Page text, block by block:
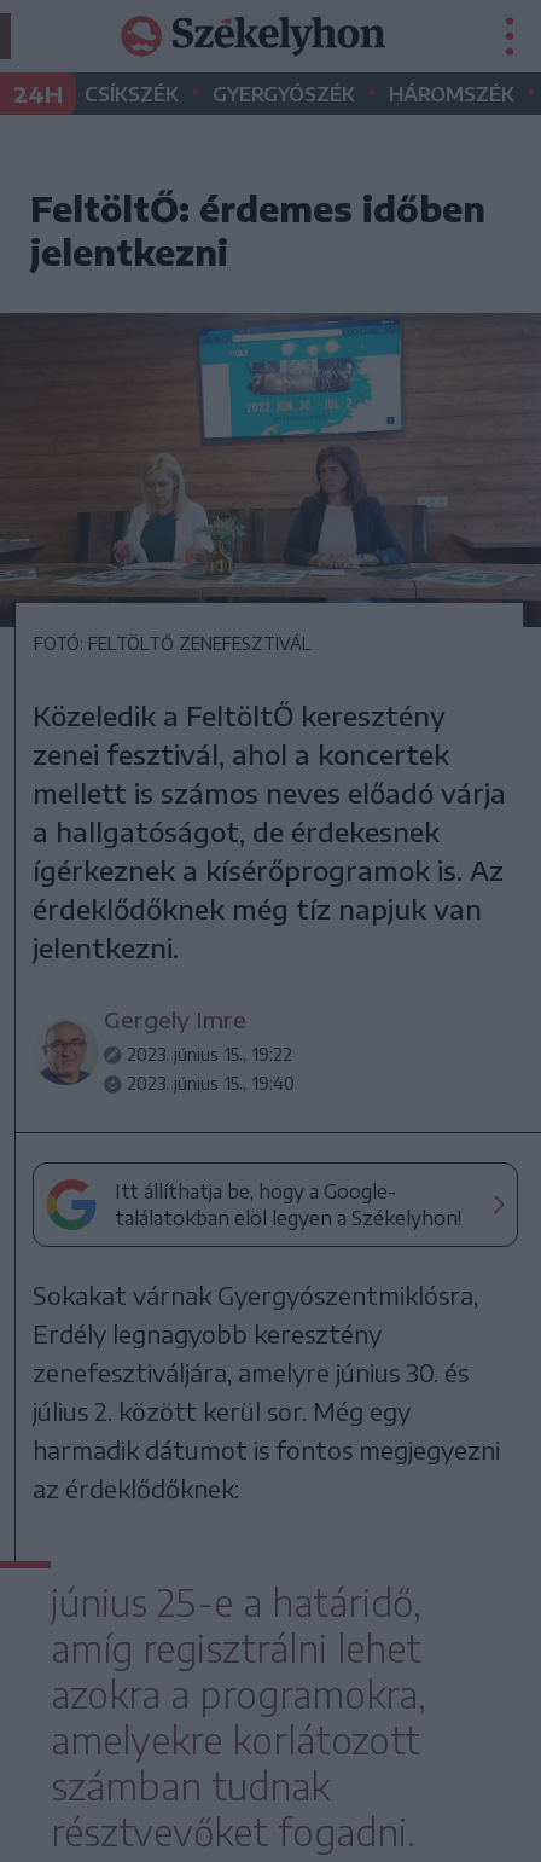
24H CSÍKSZÉK • GYERGYÓSZÉK • HÁROMSZÉK •
FeltöltŐ: érdemes időben
jelentkezni
FOTÓ: FELTÖLTŐ ZENEFESZTIVÁL
Közeledik a FeltöltŐ keresztény
zenei fesztivál, ahol a koncertek
mellett is számos neves előadó várja
a hallgatóságot, de érdekesnek
ígérkeznek a kísérőprogramok is. Az
érdeklődőknek még tíz napjuk van
jelentkezni.
Gergely Imre
2023. június 15., 19:22
2023. június 15., 19:40
Itt állíthatja be, hogy a Google-
találatokban elöl legyen a Székelyhon!
Sokakat várnak Gyergyószentmiklósra,
Erdély legnagyobb keresztény
zenefesztiváljára, amelyre június 30. és
július 2. között kerül sor. Még egy
harmadik dátumot is fontos megjegyezni
az érdeklődőknek:
június 25-e a határidő,
amíg regisztrálni lehet
azokra a programokra,
amelyekre korlátozott
számban tudnak
résztvevőket fogadni.